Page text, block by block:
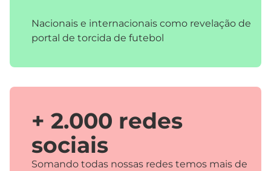
Nacionais e internacionais como revelação de
portal de torcida de futebol
+ 2.000 redes
sociais
Somando todas nossas redes temos mais de